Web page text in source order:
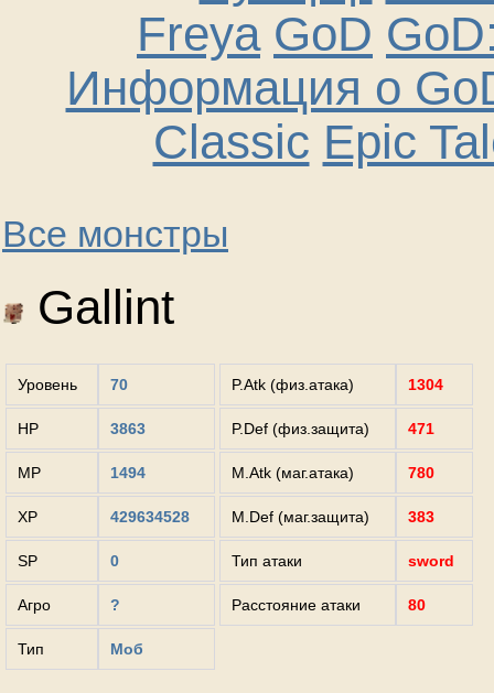
Freya GoD
Информация о
Classic Epic
Все монстры
Gallint
Уровень 70
HP 3863
MP 1494
XP 429634528
SP 0
Агро ?
Тип Моб
P.Atk (физ.атака) 1304
P.Def (физ.защита) 471
M.Atk (маг.атака) 780
M.Def (маг.защита) 383
Тип атаки sword
Расстояние атаки 80